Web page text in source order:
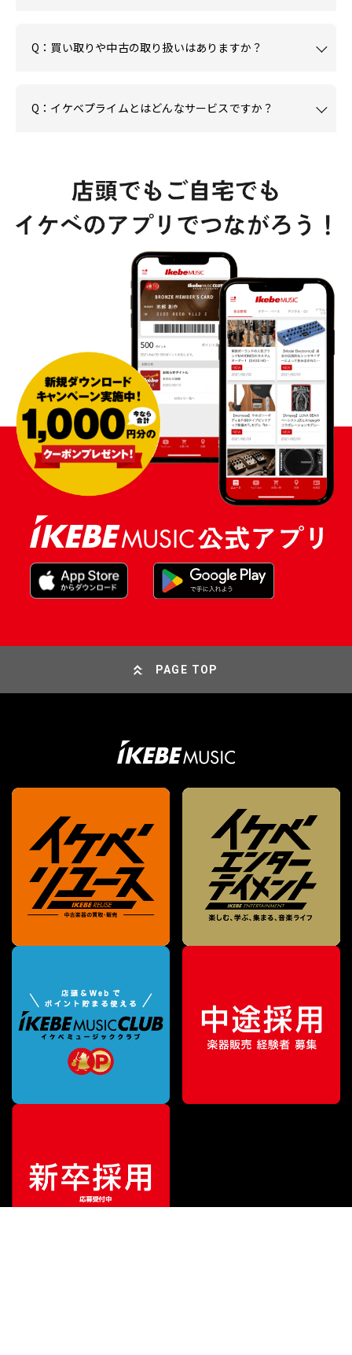
販売価格¥10,780（税込）
Q：買い取りや中古の取り扱いはありますか？
Q：イケベプライムとはどんなサービスですか？
PAGE TOP